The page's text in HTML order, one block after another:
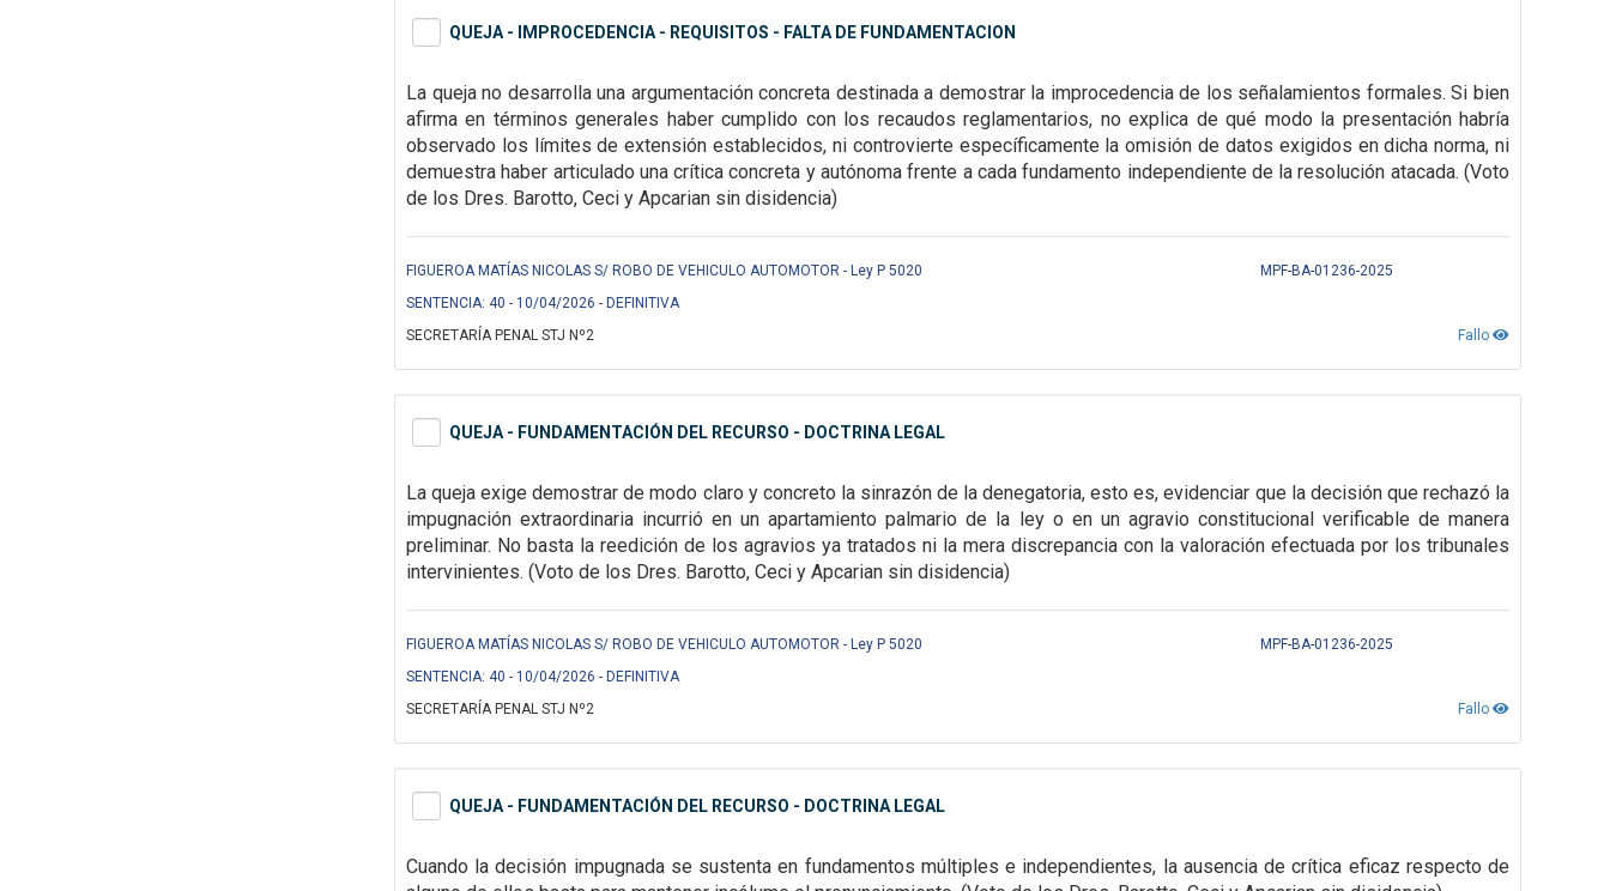
QUEJA - IMPROCEDENCIA - REQUISITOS - FALTA DE FUNDAMENTACION
La queja no desarrolla una argumentación concreta destinada a demostrar la improcedencia de los señalamientos formales. Si bien
afirma en términos generales haber cumplido con los recaudos reglamentarios, no explica de qué modo la presentación habría
observado los límites de extensión establecidos, ni controvierte específicamente la omisión de datos exigidos en dicha norma, ni
demuestra haber articulado una crítica concreta y autónoma frente a cada fundamento independiente de la resolución atacada. (Voto
de los Dres. Barotto, Ceci y Apcarian sin disidencia)
FIGUEROA MATÍAS NICOLAS S/ ROBO DE VEHICULO AUTOMOTOR - Ley P 5020
MPF-BA-01236-2025
SENTENCIA: 40 - 10/04/2026 - DEFINITIVA
Fallo
SECRETARÍA PENAL STJ Nº2
QUEJA - FUNDAMENTACIÓN DEL RECURSO - DOCTRINA LEGAL
La queja exige demostrar de modo claro y concreto la sinrazón de la denegatoria, esto es, evidenciar que la decisión que rechazó la
impugnación extraordinaria incurrió en un apartamiento palmario de la ley o en un agravio constitucional verificable de manera
preliminar. No basta la reedición de los agravios ya tratados ni la mera discrepancia con la valoración efectuada por los tribunales
intervinientes. (Voto de los Dres. Barotto, Ceci y Apcarian sin disidencia)
FIGUEROA MATÍAS NICOLAS S/ ROBO DE VEHICULO AUTOMOTOR - Ley P 5020
MPF-BA-01236-2025
SENTENCIA: 40 - 10/04/2026 - DEFINITIVA
Fallo
SECRETARÍA PENAL STJ Nº2
QUEJA - FUNDAMENTACIÓN DEL RECURSO - DOCTRINA LEGAL
Cuando la decisión impugnada se sustenta en fundamentos múltiples e independientes, la ausencia de crítica eficaz respecto de